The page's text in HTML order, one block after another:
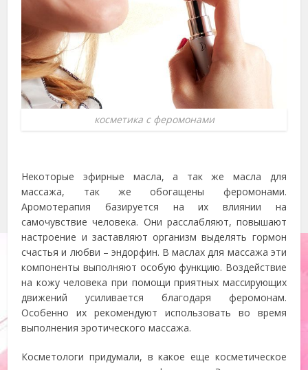
косметика с феромонами
Некоторые эфирные масла, а так же масла для
массажа, так же обогащены феромонами.
Аромотерапия базируется на их влиянии на
самочувствие человека. Они расслабляют, повышают
настроение и заставляют организм выделять гормон
счастья и любви – эндорфин. В маслах для массажа эти
компоненты выполняют особую функцию. Воздействие
на кожу человека при помощи приятных массирующих
движений усиливается благодаря феромонам.
Особенно их рекомендуют использовать во время
выполнения эротического массажа.
Косметологи придумали, в какое еще косметическое